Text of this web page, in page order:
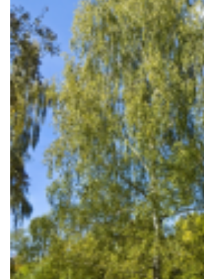
Ruwe berk
Betula pendula